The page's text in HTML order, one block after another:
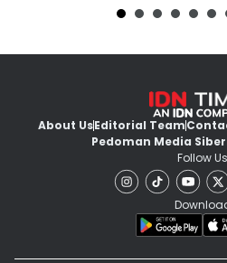
About UsEditorial Team
Pedoman Media Siber
Follow Us